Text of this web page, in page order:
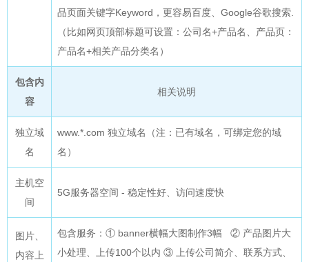
品页面关键字Keyword，更容易百度、Google谷歌搜索.
（比如网页顶部标题可设置：公司名+产品名、产品页：
产品名+相关产品分类名）
包含内
容
相关说明
独立域
名
www.*.com 独立域名（注：已有域名，可绑定您的域
名）
主机空
间
5G服务器空间 - 稳定性好、访问速度快
图片、
内容上
包含服务：① banner横幅大图制作3幅 ② 产品图片大
小处理、上传100个以内 ③ 上传公司简介、联系方式、